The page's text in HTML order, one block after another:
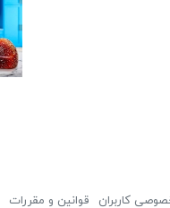
کاربران قوانین و مقررات